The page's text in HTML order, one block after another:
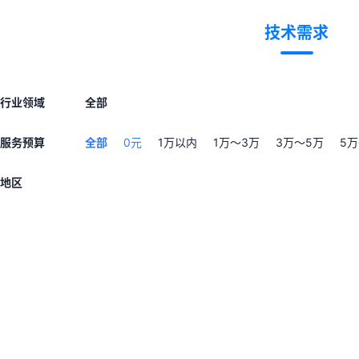
技术需求
行业领域 全部
服务预算 全部 0元 1万以内 1万～3万 3万～5万 5
地区